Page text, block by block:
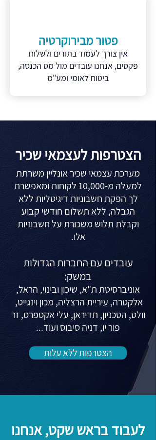
פטור מבירוקרטיה
אין צורך לעמוד בתורים ולשלוח
פקסים, אנחנו עובדים מול מס הכנסה,
ביטוח לאומי ומע"מ
הצטרפות ללא עלות
הצטרפות לעצמאי שכיר
מערכת עצמאי שכיר אונליין משרתת
למעלה מ-10,000 לקוחות ומאפשרת
לך הפקת חשבוניות דיגיטליות ללא
הגבלה, ללא תשלום חודשי קבוע
וקבלת תלוש משכורת על חשבוניות
אלו.
עובדים עם החברות הגדולות
במשק:
אוניברסיטת ת"א, שיכון ובינוי, הראל,
אלקטרה, עיריית הרצליה, מכון וינגייט,
וולט, הטכניון, תדיראן, עלי אקספרס, זר
פור יו, דניה סיבוס ועוד...
לעבוד בראש שקט, אנחנו